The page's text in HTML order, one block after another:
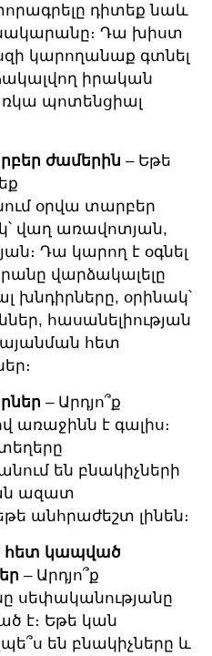
դիտեք նաև
Դա խիստ
կարողանաք գտնել
իրական
պոտենցիալ
ժամերին – Եթե
օրվա տարբեր
վաղ առավոտյան,
Դա կարող է օգնել
վարձակալելը
խնդիրները, օրինակ՝
հասանելիության
հետ
– Արդյո՞ք
առաջինն է գալիս։
են բնակիչների
ազատ
անհրաժեշտ լինեն։
հետ կապված
– Արդյո՞ք
սեփականությանը
է։ Եթե կան
են բնակիչները և